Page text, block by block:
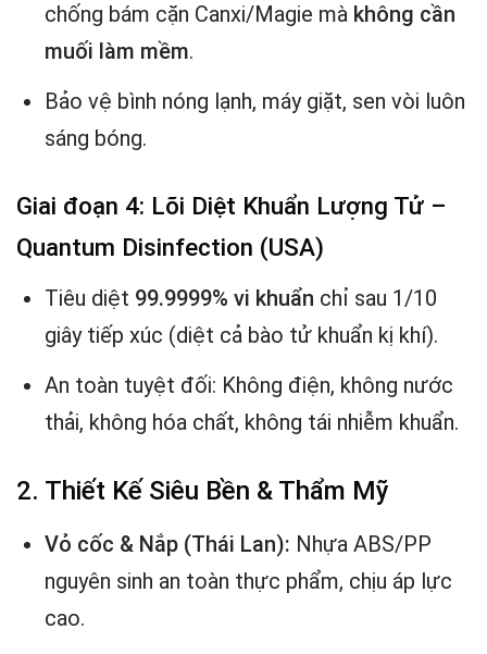
chống bám cặn Canxi/Magie mà không cần
muối làm mềm.
Bảo vệ bình nóng lạnh, máy giặt, sen vòi luôn
sáng bóng.
Giai đoạn 4: Lõi Diệt Khuẩn Lượng Tử –
Quantum Disinfection (USA)
Tiêu diệt 99.9999% vi khuẩn chỉ sau 1/10
giây tiếp xúc (diệt cả bào tử khuẩn kị khí).
An toàn tuyệt đối: Không điện, không nước
thải, không hóa chất, không tái nhiễm khuẩn.
2. Thiết Kế Siêu Bền & Thẩm Mỹ
Vỏ cốc & Nắp (Thái Lan): Nhựa ABS/PP
nguyên sinh an toàn thực phẩm, chịu áp lực
cao.